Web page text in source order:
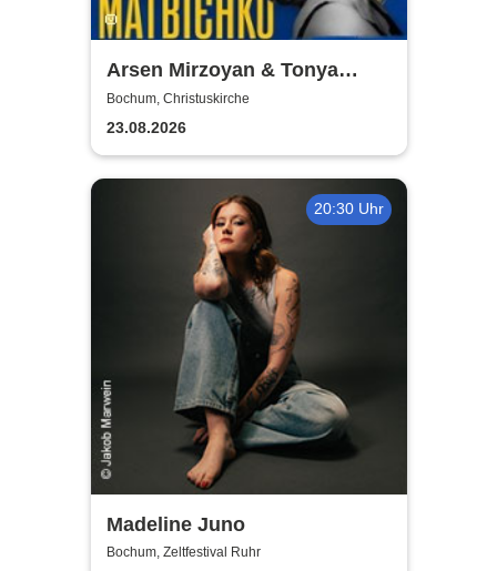
Arsen Mirzoyan & Tonya
Matvienko - Benefizkonzert
Bochum, Christuskirche
23.08.2026
20:30 Uhr
Madeline Juno
Bochum, Zeltfestival Ruhr